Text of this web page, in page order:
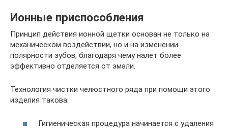
Ионные приспособления
Принцип действия ионной щетки основан не только на
механическом воздействии, но и на изменении
полярности зубов, благодаря чему налет более
эффективно отделяется от эмали.
Технология чистки челюстного ряда при помощи этого
изделия такова:
Гигиеническая процедура начинается с удаления